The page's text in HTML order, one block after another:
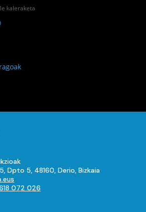
kaleraketa
Dpto 5, 48160, Derio, Bizkaia
072 026